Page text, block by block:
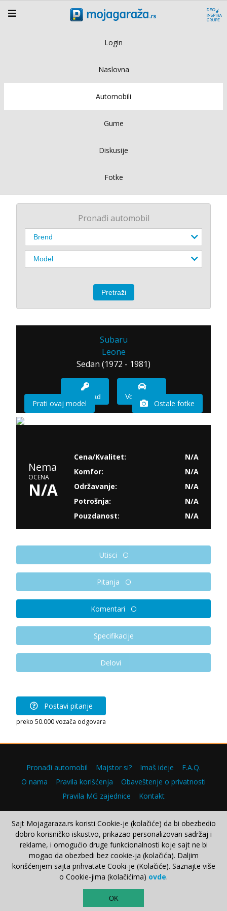
Login
Naslovna
Automobili
Gume
Diskusije
Fotke
Pronađi automobil
Subaru
Leone
Sedan (1972 - 1981)
Imam sad Vozio sam
Prati ovaj model Ostale fotke
Nema
OCENA
N/A
Cena/Kvalitet:
N/A
Komfor:
N/A
Održavanje:
N/A
Potrošnja:
N/A
Pouzdanost:
N/A
Utisci
Pitanja
Komentari
Specifikacije
Delovi
Postavi pitanje
preko 50.000 vozača odgovara
Pronađi automobil Majstor si? Imaš ideje
F.A.Q.
O nama
Pravila korišćenja
Obaveštenje o privatnosti
Pravila MG zajednice
Kontakt
Copyright © 2000–2026.
Sajt Mojagaraza.rs koristi Cookie-je (kolačiće) da bi obezbedio
dobro korisničko iskustvo, prikazao personalizovan sadržaj i
reklame, i omogućio druge funkcionalnosti koje sajt ne bi
mogao da obezbedi bez cookie-ja (kolačića). Daljim
korišćenjem sajta prihvatate Cooki-je (Kolačiće). Saznajte više
o Cookie-jima (kolačićima) ovde.
OK